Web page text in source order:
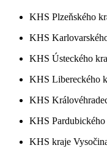
KHS Plzeňského
KHS
KHS Ústeckého
KHS Libereckého
KHS
KHS Pardubického
KHS kraje